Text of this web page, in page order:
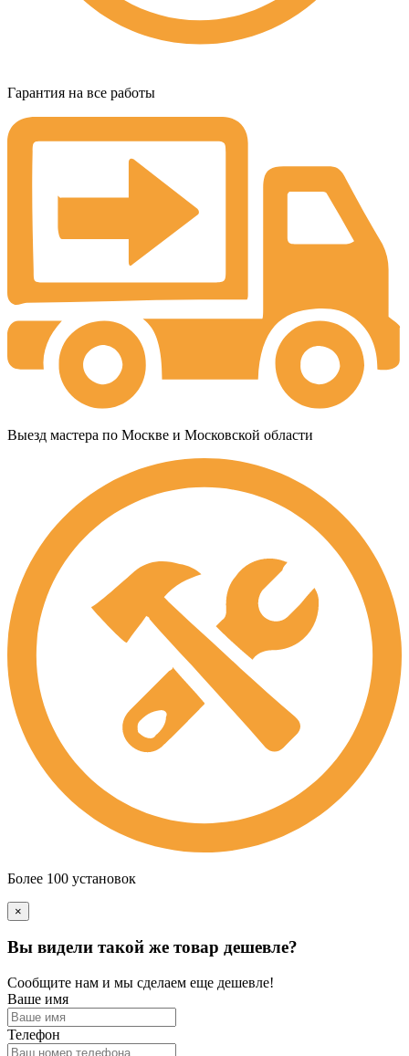
Гарантия на все работы
Выезд мастера по Москве и Московской области
Более 100 установок
×
Вы видели такой же товар дешевле?
Сообщите нам и мы сделаем еще дешевле!
Ваше имя
Телефон